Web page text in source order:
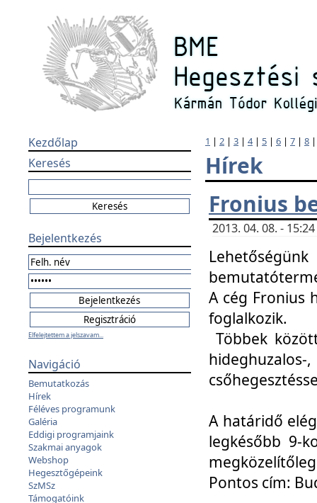
Kezdőlap
Keresés
Bejelentkezés
Elfelejtettem a jelszavam...
Navigáció
Bemutatkozás
Hírek
Féléves programunk
Galéria
Eddigi programjaink
Szakmai anyagok
Webshop
Hegesztőgépeink
SzMSz
Támogatóink
1 | 2 | 3 | 4| 5 | 6 | 7 | 8
Hírek
Fronius
2013. 04. 08. -
A cég Fronius
foglalkozik.
Többek
A határidő
legkésőbb 9-
Pontos cím: